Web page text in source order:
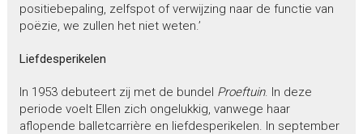
positiebepaling, zelfspot of verwijzing naar de functie van
poëzie, we zullen het niet weten.’
Liefdesperikelen
In 1953 debuteert zij met de bundel Proeftuin. In deze
periode voelt Ellen zich ongelukkig, vanwege haar
aflopende balletcarrière en liefdesperikelen. In september